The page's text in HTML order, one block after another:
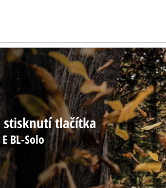
stisknutí tlačítka
BL-Solo